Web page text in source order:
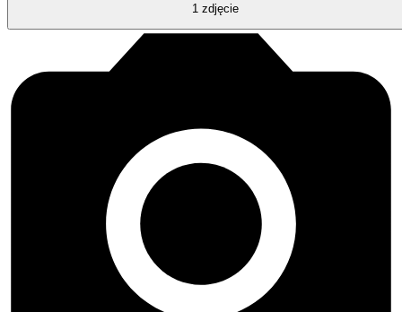
1 zdjęcie